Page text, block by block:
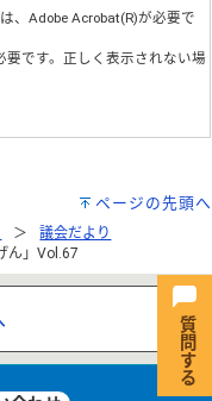
、Adobe Acrobat(R)が必要で
要です。正しく表示されない場
ページの先頭へ
議会だより
ん」Vol.67